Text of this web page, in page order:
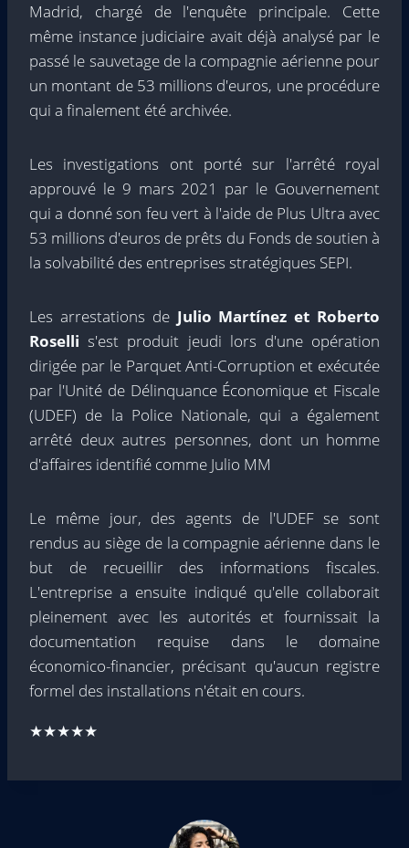
Madrid, chargé de l'enquête principale. Cette
même instance judiciaire avait déjà analysé par le
passé le sauvetage de la compagnie aérienne pour
un montant de 53 millions d'euros, une procédure
qui a finalement été archivée.
Les investigations ont porté sur l'arrêté royal
approuvé le 9 mars 2021 par le Gouvernement
qui a donné son feu vert à l'aide de Plus Ultra avec
53 millions d'euros de prêts du Fonds de soutien à
la solvabilité des entreprises stratégiques SEPI.
Les arrestations de Julio Martínez et Roberto
Rosellis'est produit jeudi lors d'une opération
dirigée par le Parquet Anti-Corruption et exécutée
par l'Unité de Délinquance Économique et Fiscale
(UDEF) de la Police Nationale, qui a également
arrêté deux autres personnes, dont un homme
d'affaires identifié comme Julio MM
Le même jour, des agents de l'UDEF se sont
rendus au siège de la compagnie aérienne dans le
but de recueillir des informations fiscales.
L'entreprise a ensuite indiqué qu'elle collaborait
pleinement avec les autorités et fournissait la
documentation requise dans le domaine
économico-financier, précisant qu'aucun registre
formel des installations n'était en cours.
★★★★★